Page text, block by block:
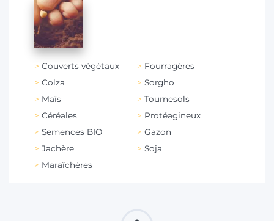
Couverts végétaux
Fourragères
Colza
Sorgho
Maïs
Tournesols
Céréales
Protéagineux
Semences BIO
Gazon
Jachère
Soja
Maraîchères